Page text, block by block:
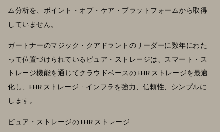
ム分析を、ポイント・オブ・ケア・プラットフォームから取得
していません。
ガートナーのマジック・クアドラントのリーダーに数年にわた
って位置づけられている ピュア・ストレージは、スマート・ス
トレージ機能を通じてクラウドベースの EHR ストレージを最適
化し、EHR ストレージ・インフラを強力、信頼性、シンプルに
します。
ピュア・ストレージの EHR ストレージ